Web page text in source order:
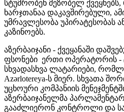
სტუმრობენ მეზობელ
ხარჯთანაა დაკავშირებული,
უმრავლესობა უპირატესობას
კაზინოებს.
აზერბაიჯანი - ქვეყანაში
ფსონები ერთი ოპერატორის -
სხვადასხვა ლატარიები,
Azərlotereya-ს მიერ. სხვათა
უცხოური კომპანიის
აზერბაიჯანელმა
გააძლიერონ კონტროლი და